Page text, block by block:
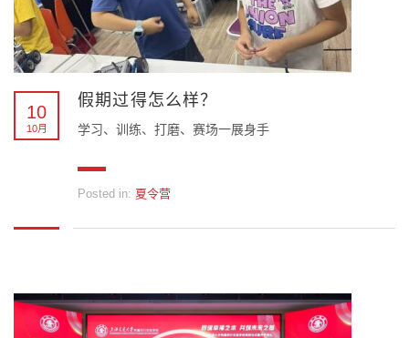
10
10月
假期过得怎么样？
学习、训练、打磨、赛场一展身手
Posted in: 夏令营